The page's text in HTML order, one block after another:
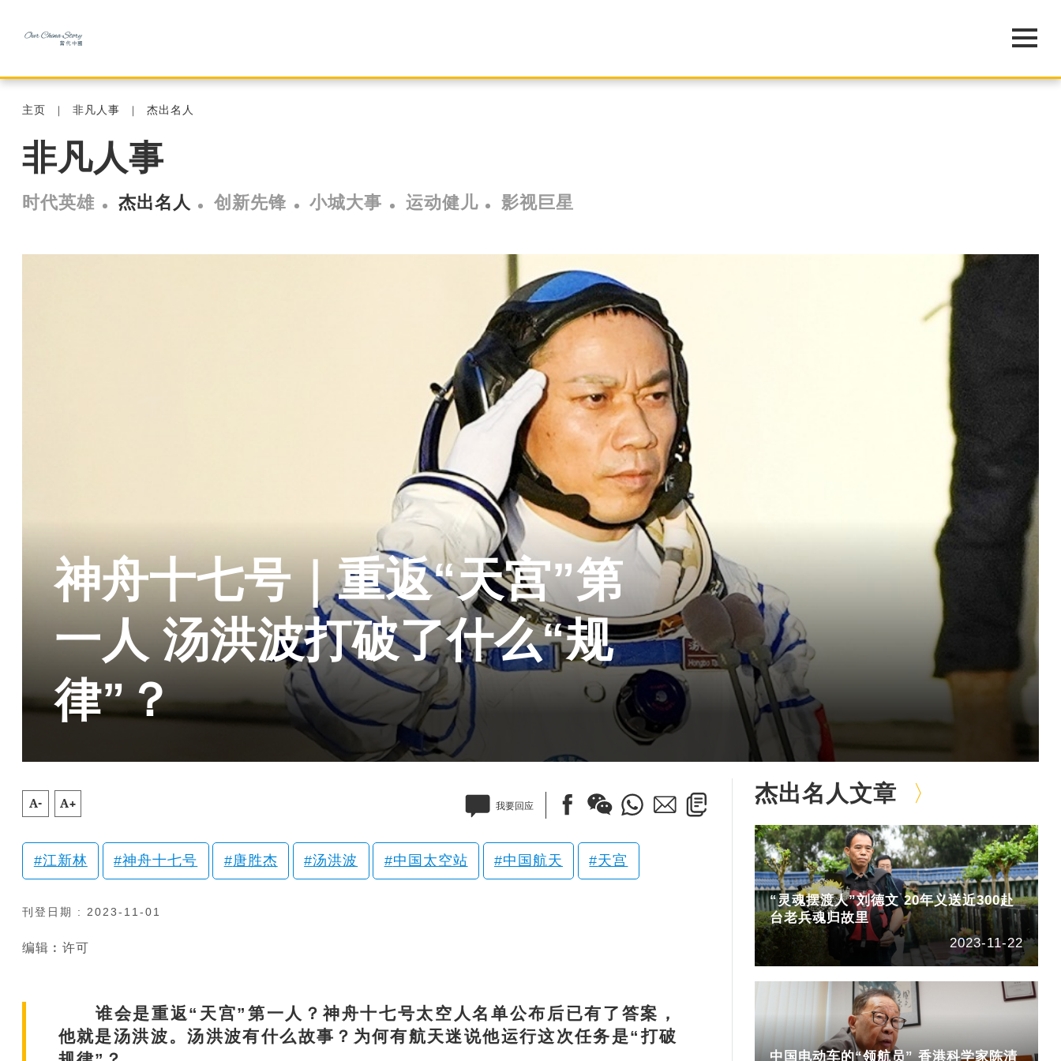
主页 非凡人事 杰出名人
非凡人事
时代英雄 杰出名人 创新先锋 小城大事 运动健儿 影视巨星
神舟十七号｜重返“天宫”第
一人 汤洪波打破了什么“规
律”？
A- A+ 我要回应
江新林 神舟十七号 唐胜杰 汤洪波 中国太空站 中国航天 天宫
刊登日期 : 2023-11-01
编辑︰许可
谁会是重返“天宫”第一人？神舟十七号太空人名单公布后已有了答案，
他就是汤洪波。汤洪波有什么故事？为何有航天迷说他运行这次任务是“打破
杰出名人文章
“灵魂摆渡人”刘德文 20年义送近300赴
台老兵魂归故里
2023-11-22
中国电动车的“领航员” 香港科学家陈清